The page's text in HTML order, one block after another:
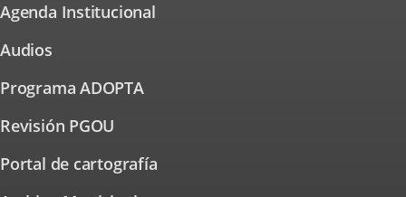
Agenda Institucional
Audios
Programa ADOPTA
Revisión PGOU
Portal de cartografíaEnlace